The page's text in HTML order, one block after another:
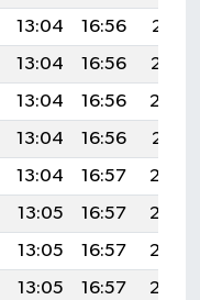
13:04 16:56
20:18
13:04 16:56
20:19
13:04 16:56
20:20
13:04 16:56
20:21
13:04 16:57
20:22
13:05 16:57
20:22
13:05 16:57
20:23
13:05 16:57
20:24